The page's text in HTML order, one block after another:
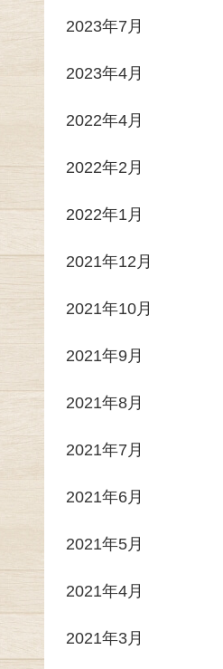
2023年7月
2023年4月
2022年4月
2022年2月
2022年1月
2021年12月
2021年10月
2021年9月
2021年8月
2021年7月
2021年6月
2021年5月
2021年4月
2021年3月